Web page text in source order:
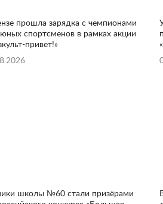
прошла зарядка с чемпионами
спортсменов в рамках акции
привет!»
школы №60 стали призёрами